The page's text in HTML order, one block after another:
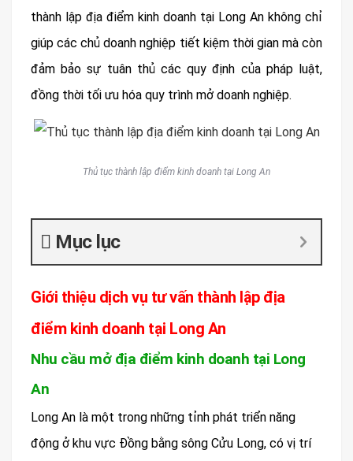
thành lập địa điểm kinh doanh tại Long An không chỉ
giúp các chủ doanh nghiệp tiết kiệm thời gian mà còn
đảm bảo sự tuân thủ các quy định của pháp luật,
đồng thời tối ưu hóa quy trình mở doanh nghiệp.
Thủ tục thành lập điểm kinh doanh tại Long An
Mục lục
Giới thiệu dịch vụ tư vấn thành lập địa
điểm kinh doanh tại Long An
Nhu cầu mở địa điểm kinh doanh tại Long
An
Long An là một trong những tỉnh phát triển năng
động ở khu vực Đồng bằng sông Cửu Long, có vị trí